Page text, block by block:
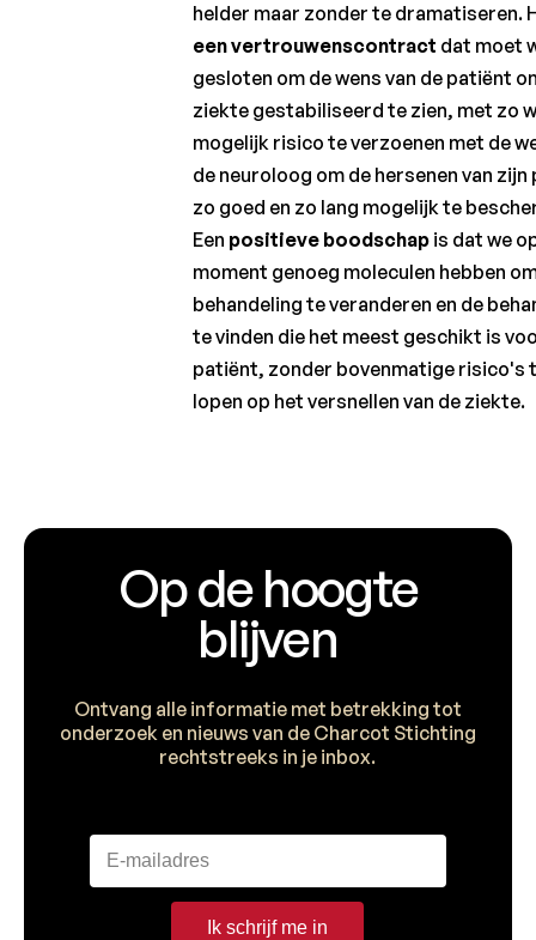
helder maar zonder te dramatiseren.
een vertrouwenscontract dat moet
gesloten om de wens van de patiënt
ziekte gestabiliseerd te zien, met zo
mogelijk risico te verzoenen met de
de neuroloog om de hersenen van
zo goed en zo lang mogelijk te
Een positieve boodschap is dat we
moment genoeg moleculen hebben
behandeling te veranderen en de
te vinden die het meest geschikt is
patiënt, zonder bovenmatige risico's
lopen op het versnellen van de ziekte.
Op de hoogte
blijven
Ontvang alle informatie met betrekking tot
onderzoek en nieuws van de Charcot Stichting
rechtstreeks in je inbox.
Ik schrijf me in